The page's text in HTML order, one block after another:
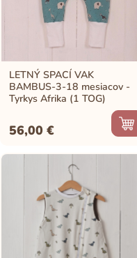
LETNÝ SPACÍ VAK
BAMBUS-3-18 mesiacov -
Tyrkys Afrika (1 TOG)
56,00€